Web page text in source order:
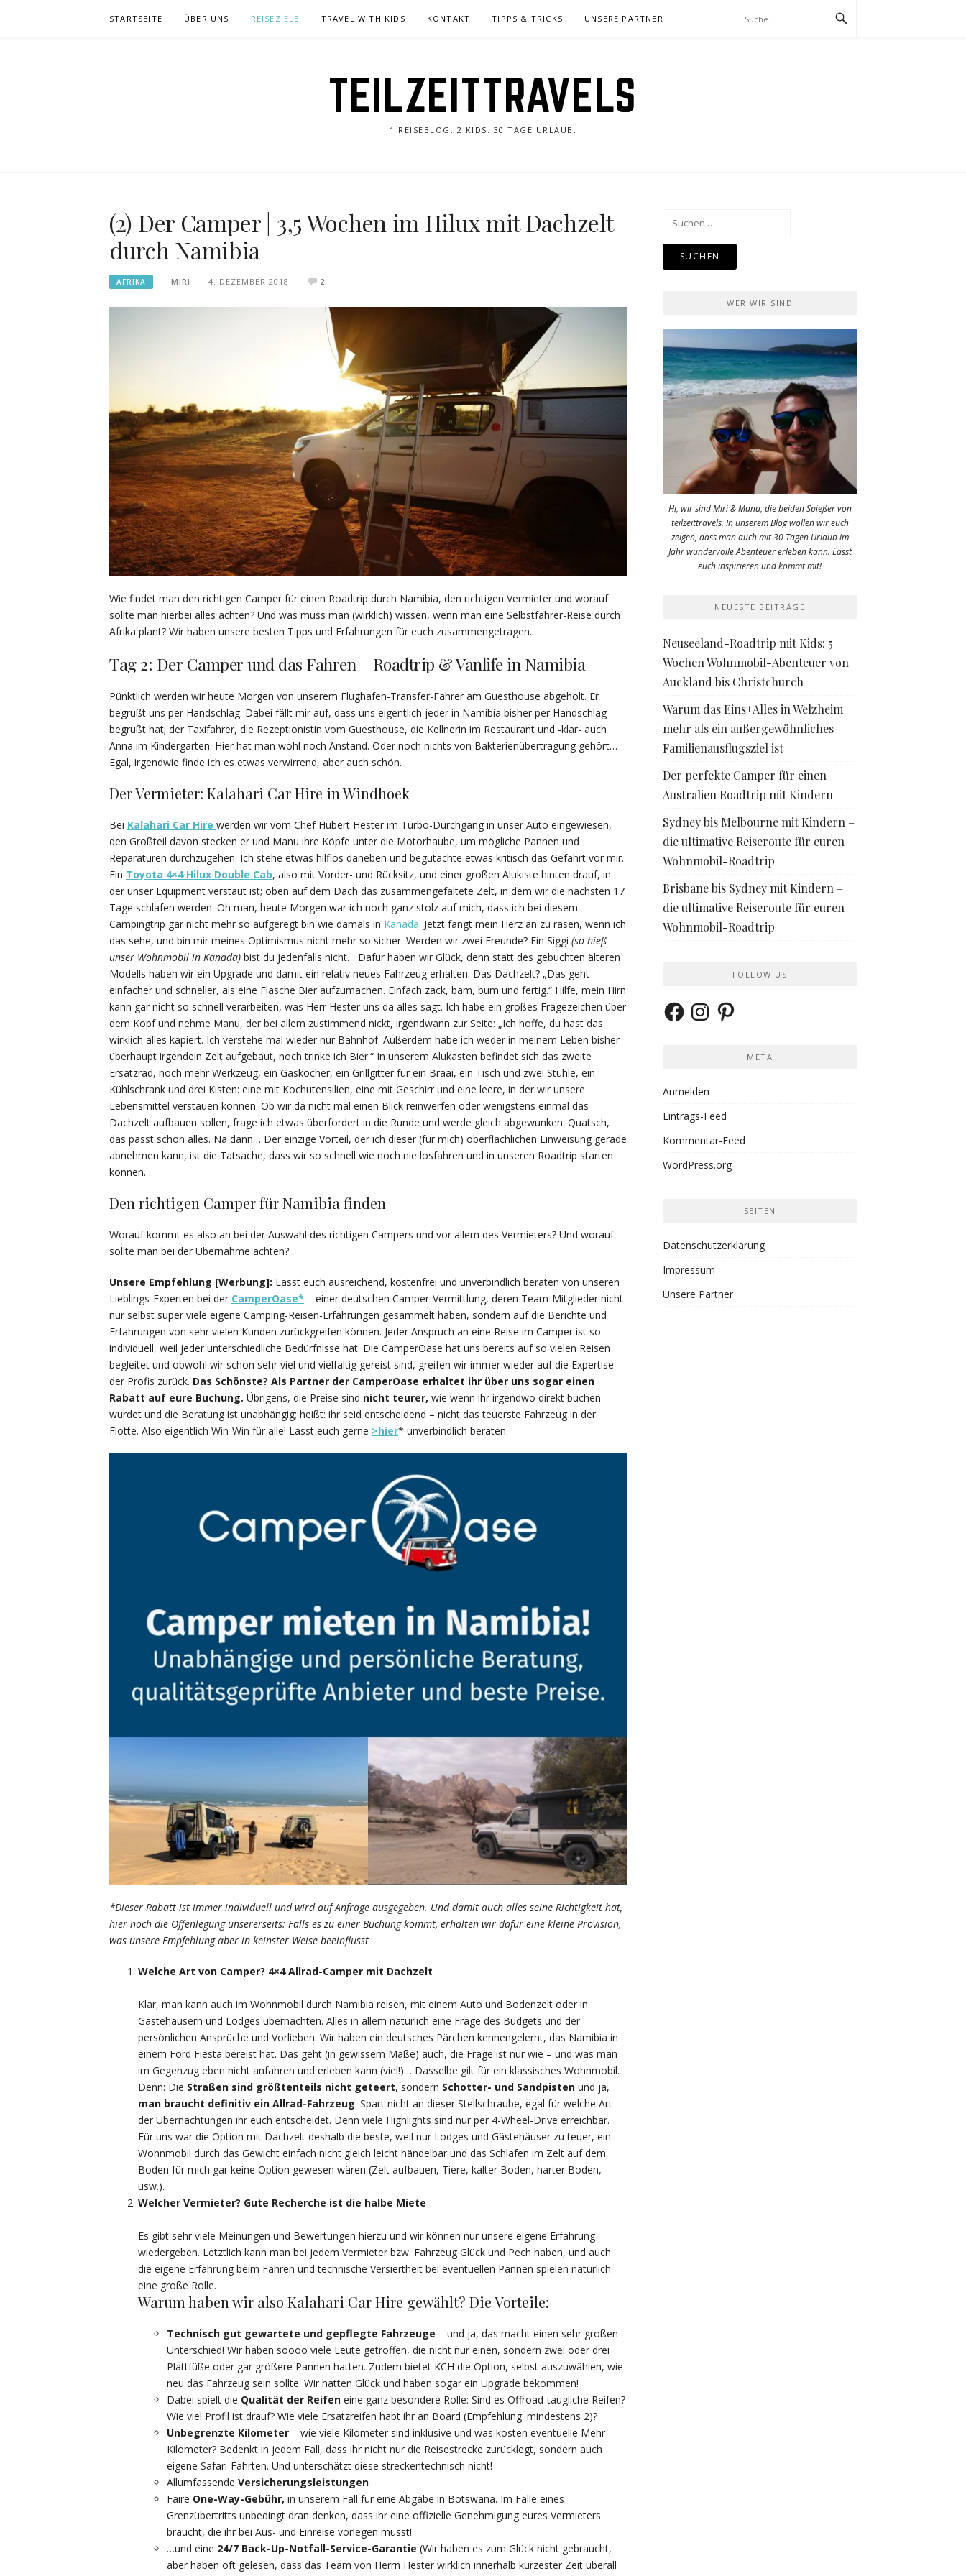
STARTSEITE ÜBER UNS REISEZIELE TRAVEL WITH KIDS KONTAKT TIPPS & TRICKS UNSERE PARTNER
TEILZEITTRAVELS
1 REISEBLOG. 2 KIDS. 30 TAGE URLAUB.
(2) Der Camper | 3,5 Wochen im Hilux mit Dachzelt
durch Namibia
AFRIKA MIRI 4. DEZEMBER 2018 2
Wie findet man den richtigen Camper für einen Roadtrip durch Namibia, den richtigen Vermieter und worauf
sollte man hierbei alles achten? Und was muss man (wirklich) wissen, wenn man eine Selbstfahrer-Reise durch
Afrika plant? Wir haben unsere besten Tipps und Erfahrungen für euch zusammengetragen.
Tag 2: Der Camper und das Fahren – Roadtrip & Vanlife in Namibia
Pünktlich werden wir heute Morgen von unserem Flughafen-Transfer-Fahrer am Guesthouse abgeholt. Er
begrüßt uns per Handschlag. Dabei fällt mir auf, dass uns eigentlich jeder in Namibia bisher per Handschlag
begrüßt hat; der Taxifahrer, die Rezeptionistin vom Guesthouse, die Kellnerin im Restaurant und -klar- auch
Anna im Kindergarten. Hier hat man wohl noch Anstand. Oder noch nichts von Bakterienübertragung gehört…
Egal, irgendwie finde ich es etwas verwirrend, aber auch schön.
Der Vermieter: Kalahari Car Hire in Windhoek
Bei Kalahari Car Hire werden wir vom Chef Hubert Hester im Turbo-Durchgang in unser Auto eingewiesen,
den Großteil davon stecken er und Manu ihre Köpfe unter die Motorhaube, um mögliche Pannen und
Reparaturen durchzugehen. Ich stehe etwas hilflos daneben und begutachte etwas kritisch das Gefährt vor mir.
Ein Toyota 4×4 Hilux Double Cab, also mit Vorder- und Rücksitz, und einer großen Alukiste hinten drauf, in
der unser Equipment verstaut ist; oben auf dem Dach das zusammengefaltete Zelt, in dem wir die nächsten 17
Tage schlafen werden. Oh man, heute Morgen war ich noch ganz stolz auf mich, dass ich bei diesem
Campingtrip gar nicht mehr so aufgeregt bin wie damals in Kanada. Jetzt fängt mein Herz an zu rasen, wenn ich
das sehe, und bin mir meines Optimismus nicht mehr so sicher. Werden wir zwei Freunde? Ein Siggi (so hieß
unser Wohnmobil in Kanada) bist du jedenfalls nicht… Dafür haben wir Glück, denn statt des gebuchten älteren
Modells haben wir ein Upgrade und damit ein relativ neues Fahrzeug erhalten. Das Dachzelt? „Das geht
einfacher und schneller, als eine Flasche Bier aufzumachen. Einfach zack, bäm, bum und fertig.“ Hilfe, mein Hirn
kann gar nicht so schnell verarbeiten, was Herr Hester uns da alles sagt. Ich habe ein großes Fragezeichen über
dem Kopf und nehme Manu, der bei allem zustimmend nickt, irgendwann zur Seite: „Ich hoffe, du hast das
wirklich alles kapiert. Ich verstehe mal wieder nur Bahnhof. Außerdem habe ich weder in meinem Leben bisher
überhaupt irgendein Zelt aufgebaut, noch trinke ich Bier.“ In unserem Alukasten befindet sich das zweite
Ersatzrad, noch mehr Werkzeug, ein Gaskocher, ein Grillgitter für ein Braai, ein Tisch und zwei Stühle, ein
Kühlschrank und drei Kisten: eine mit Kochutensilien, eine mit Geschirr und eine leere, in der wir unsere
Lebensmittel verstauen können. Ob wir da nicht mal einen Blick reinwerfen oder wenigstens einmal das
Dachzelt aufbauen sollen, frage ich etwas überfordert in die Runde und werde gleich abgewunken: Quatsch,
das passt schon alles. Na dann… Der einzige Vorteil, der ich dieser (für mich) oberflächlichen Einweisung gerade
abnehmen kann, ist die Tatsache, dass wir so schnell wie noch nie losfahren und in unseren Roadtrip starten
können.
Den richtigen Camper für Namibia finden
Worauf kommt es also an bei der Auswahl des richtigen Campers und vor allem des Vermieters? Und worauf
sollte man bei der Übernahme achten?
Unsere Empfehlung [Werbung]: Lasst euch ausreichend, kostenfrei und unverbindlich beraten von unseren
Lieblings-Experten bei der CamperOase* – einer deutschen Camper-Vermittlung, deren Team-Mitglieder nicht
nur selbst super viele eigene Camping-Reisen-Erfahrungen gesammelt haben, sondern auf die Berichte und
Erfahrungen von sehr vielen Kunden zurückgreifen können. Jeder Anspruch an eine Reise im Camper ist so
individuell, weil jeder unterschiedliche Bedürfnisse hat. Die CamperOase hat uns bereits auf so vielen Reisen
begleitet und obwohl wir schon sehr viel und vielfältig gereist sind, greifen wir immer wieder auf die Expertise
der Profis zurück. Das Schönste? Als Partner der CamperOase erhaltet ihr über uns sogar einen
Rabatt auf eure Buchung. Übrigens, die Preise sind nicht teurer, wie wenn ihr irgendwo direkt buchen
würdet und die Beratung ist unabhängig; heißt: ihr seid entscheidend – nicht das teuerste Fahrzeug in der
Flotte. Also eigentlich Win-Win für alle! Lasst euch gerne >hier* unverbindlich beraten.
*Dieser Rabatt ist immer individuell und wird auf Anfrage ausgegeben. Und damit auch alles seine Richtigkeit hat,
hier noch die Offenlegung unsererseits: Falls es zu einer Buchung kommt, erhalten wir dafür eine kleine Provision,
was unsere Empfehlung aber in keinster Weise beeinflusst
Welche Art von Camper? 4×4 Allrad-Camper mit Dachzelt
Klar, man kann auch im Wohnmobil durch Namibia reisen, mit einem Auto und Bodenzelt oder in
Gästehäusern und Lodges übernachten. Alles in allem natürlich eine Frage des Budgets und der
persönlichen Ansprüche und Vorlieben. Wir haben ein deutsches Pärchen kennengelernt, das Namibia in
einem Ford Fiesta bereist hat. Das geht (in gewissem Maße) auch, die Frage ist nur wie – und was man
im Gegenzug eben nicht anfahren und erleben kann (viel!)… Dasselbe gilt für ein klassisches Wohnmobil.
Denn: Die Straßen sind größtenteils nicht geteert, sondern Schotter- und Sandpisten und ja,
man braucht definitiv ein Allrad-Fahrzeug. Spart nicht an dieser Stellschraube, egal für welche Art
der Übernachtungen ihr euch entscheidet. Denn viele Highlights sind nur per 4-Wheel-Drive erreichbar.
Für uns war die Option mit Dachzelt deshalb die beste, weil nur Lodges und Gästehäuser zu teuer, ein
Wohnmobil durch das Gewicht einfach nicht gleich leicht händelbar und das Schlafen im Zelt auf dem
Boden für mich gar keine Option gewesen wären (Zelt aufbauen, Tiere, kalter Boden, harter Boden,
usw.).
Welcher Vermieter? Gute Recherche ist die halbe Miete
Es gibt sehr viele Meinungen und Bewertungen hierzu und wir können nur unsere eigene Erfahrung
wiedergeben. Letztlich kann man bei jedem Vermieter bzw. Fahrzeug Glück und Pech haben, und auch
die eigene Erfahrung beim Fahren und technische Versiertheit bei eventuellen Pannen spielen natürlich
eine große Rolle.
Warum haben wir also Kalahari Car Hire gewählt? Die Vorteile:
Technisch gut gewartete und gepflegte Fahrzeuge – und ja, das macht einen sehr großen
Unterschied! Wir haben soooo viele Leute getroffen, die nicht nur einen, sondern zwei oder drei
Plattfüße oder gar größere Pannen hatten. Zudem bietet KCH die Option, selbst auszuwählen, wie
neu das Fahrzeug sein sollte. Wir hatten Glück und haben sogar ein Upgrade bekommen!
Dabei spielt die Qualität der Reifen eine ganz besondere Rolle: Sind es Offroad-taugliche Reifen?
Wie viel Profil ist drauf? Wie viele Ersatzreifen habt ihr an Board (Empfehlung: mindestens 2)?
Unbegrenzte Kilometer – wie viele Kilometer sind inklusive und was kosten eventuelle Mehr-
Kilometer? Bedenkt in jedem Fall, dass ihr nicht nur die Reisestrecke zurücklegt, sondern auch
eigene Safari-Fahrten. Und unterschätzt diese streckentechnisch nicht!
Allumfassende Versicherungsleistungen
Faire One-Way-Gebühr, in unserem Fall für eine Abgabe in Botswana. Im Falle eines
Grenzübertritts unbedingt dran denken, dass ihr eine offizielle Genehmigung eures Vermieters
braucht, die ihr bei Aus- und Einreise vorlegen müsst!
…und eine 24/7 Back-Up-Notfall-Service-Garantie (Wir haben es zum Glück nicht gebraucht,
aber haben oft gelesen, dass das Team von Herrn Hester wirklich innerhalb kürzester Zeit überall
Suchen
WER WIR SIND
Hi, wir sind Miri & Manu, die beiden Spießer von
teilzeittravels. In unserem Blog wollen wir euch
zeigen, dass man auch mit 30 Tagen Urlaub im
Jahr wundervolle Abenteuer erleben kann. Lasst
euch inspirieren und kommt mit!
NEUESTE BEITRÄGE
Neuseeland-Roadtrip mit Kids: 5
Wochen Wohnmobil-Abenteuer von
Auckland bis Christchurch
Warum das Eins+Alles in Welzheim
mehr als ein außergewöhnliches
Familienausflugsziel ist
Der perfekte Camper für einen
Australien Roadtrip mit Kindern
Sydney bis Melbourne mit Kindern –
die ultimative Reiseroute für euren
Wohnmobil-Roadtrip
Brisbane bis Sydney mit Kindern –
die ultimative Reiseroute für euren
Wohnmobil-Roadtrip
FOLLOW US
FacebookInstagramPinterest
META
Anmelden
Eintrags-Feed
Kommentar-Feed
WordPress.org
SEITEN
Datenschutzerklärung
Impressum
Unsere Partner